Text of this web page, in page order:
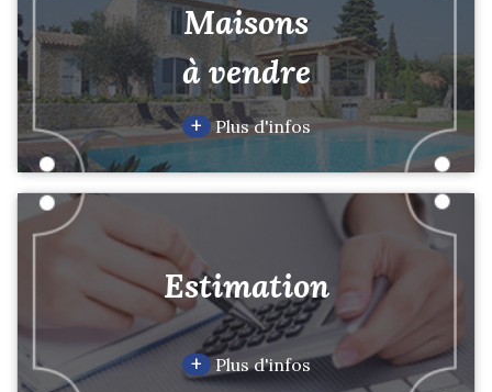
Maisons
à vendre
+ Plus d'infos
Estimation
+ Plus d'infos